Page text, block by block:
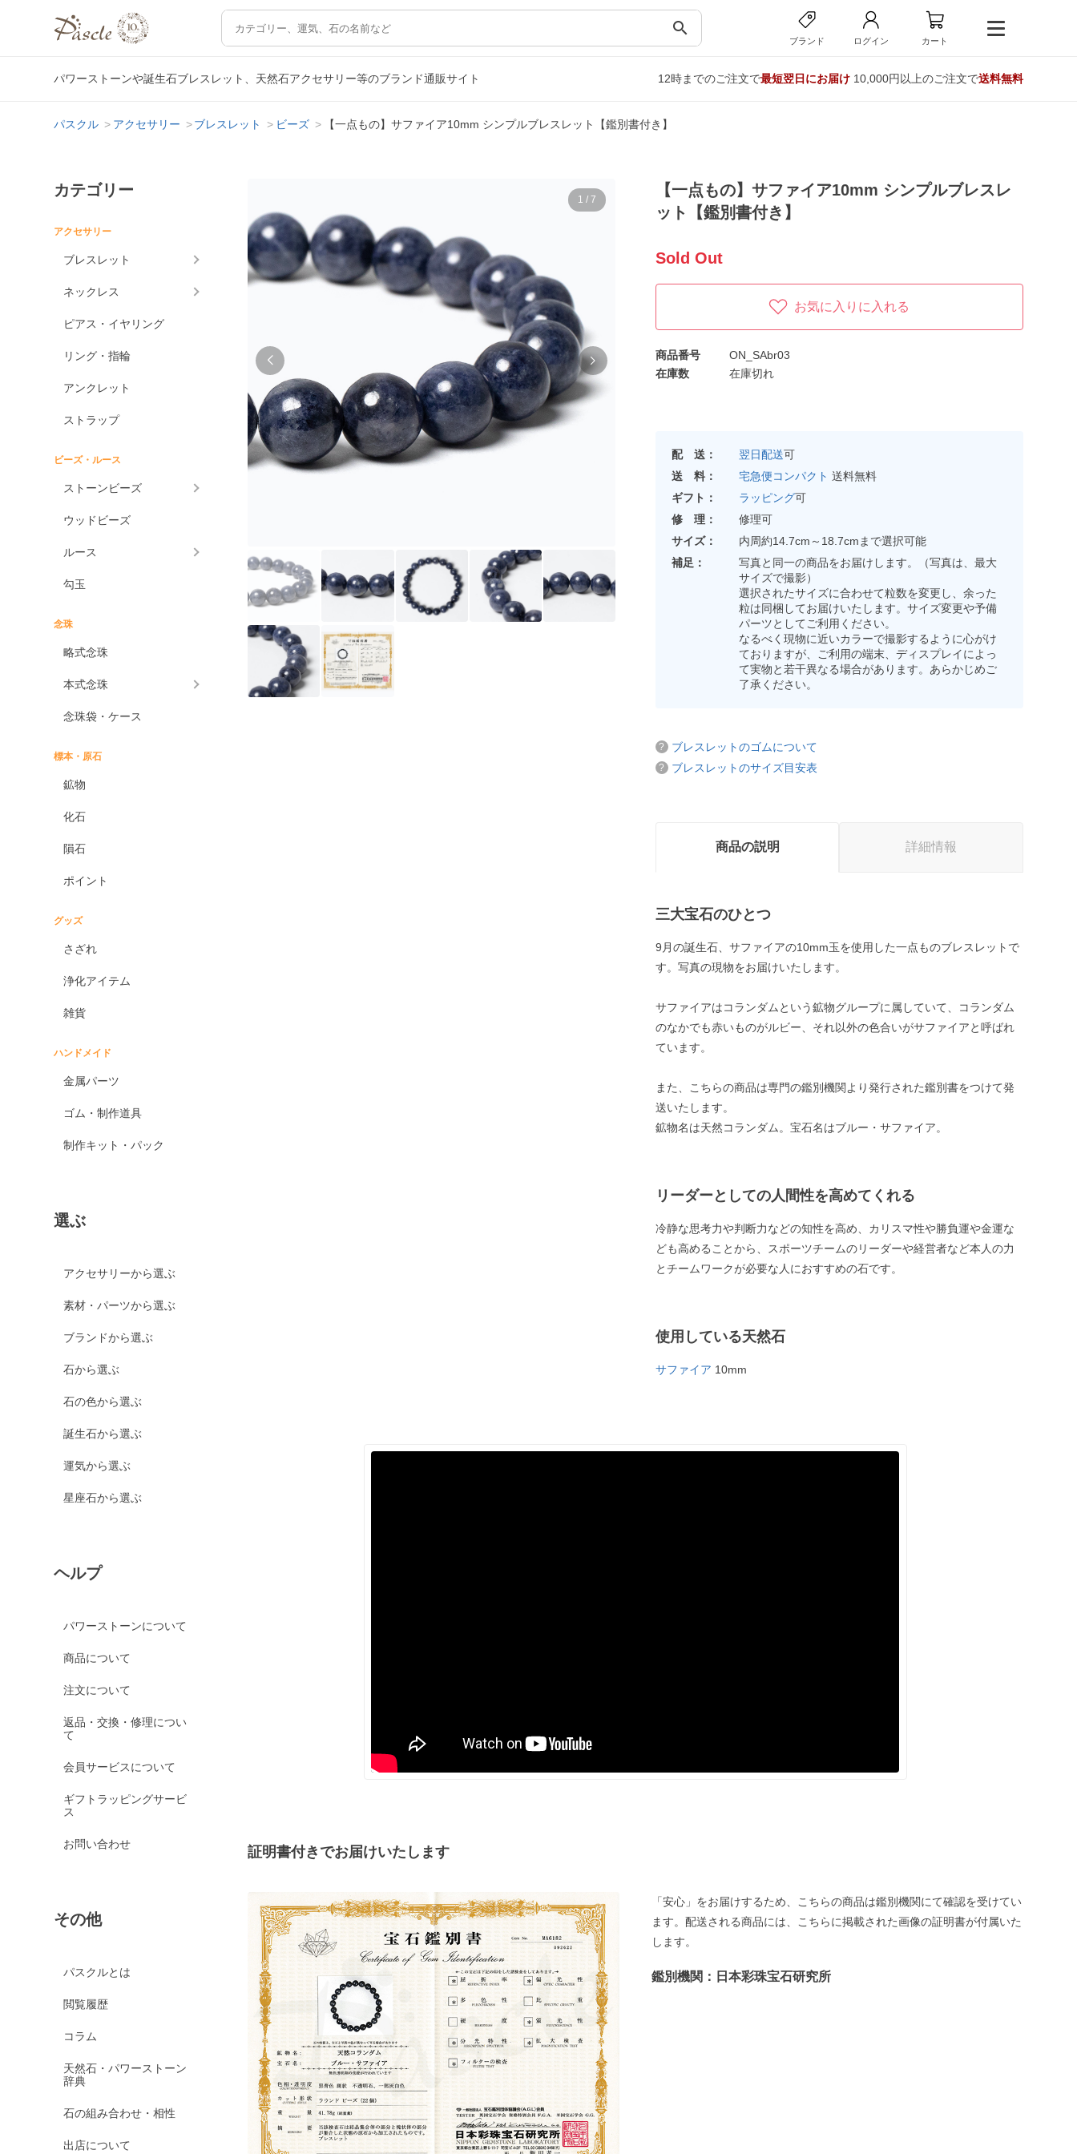
search
ブランド ログイン カート
パワーストーンや誕生石ブレスレット、天然石アクセサリー等のブランド通販サイト 12時までのご注文で最短翌日にお届け10,000円以上のご注文で送料無料
パスクル アクセサリー ブレスレット ビーズ 【一点もの】サファイア10mm シンプルブレスレット【鑑別書付き】
カテゴリー
アクセサリー
ブレスレット
ネックレス
ピアス・イヤリング
リング・指輪
アンクレット
ストラップ
ビーズ・ルース
ストーンビーズ
ウッドビーズ
ルース
勾玉
念珠
略式念珠
本式念珠
念珠袋・ケース
標本・原石
鉱物
化石
隕石
ポイント
グッズ
さざれ
浄化アイテム
雑貨
ハンドメイド
金属パーツ
ゴム・制作道具
制作キット・パック
選ぶ
アクセサリーから選ぶ
素材・パーツから選ぶ
ブランドから選ぶ
石から選ぶ
石の色から選ぶ
誕生石から選ぶ
運気から選ぶ
星座石から選ぶ
ヘルプ
パワーストーンについて
商品について
注文について
返品・交換・修理につい
て
会員サービスについて
ギフトラッピングサービ
ス
お問い合わせ
その他
パスクルとは
閲覧履歴
コラム
天然石・パワーストーン
辞典
石の組み合わせ・相性
出店について
1 / 7
【一点もの】サファイア10mm シンプルブレスレ
ット【鑑別書付き】
Sold Out
お気に入りに入れる
商品番号
ON_SAbr03
在庫数
在庫切れ
配 送： 翌日配送可
送 料：
宅急便コンパクト 送料無料
ギフト：
ラッピング可
修 理：
修理可
サイズ：
内周約14.7cm～18.7cmまで選択可能
補足：
写真と同一の商品をお届けします。（写真は、最大
サイズで撮影）
選択されたサイズに合わせて粒数を変更し、余った
粒は同梱してお届けいたします。サイズ変更や予備
パーツとしてご利用ください。
なるべく現物に近いカラーで撮影するように心がけ
ておりますが、ご利用の端末、ディスプレイによっ
て実物と若干異なる場合があります。あらかじめご
了承ください。
ブレスレットのゴムについて
ブレスレットのサイズ目安表
商品の説明 詳細情報
三大宝石のひとつ
9月の誕生石、サファイアの10mm玉を使用した一点ものブレスレットで
す。写真の現物をお届けいたします。
サファイアはコランダムという鉱物グループに属していて、コランダム
のなかでも赤いものがルビー、それ以外の色合いがサファイアと呼ばれ
ています。
また、こちらの商品は専門の鑑別機関より発行された鑑別書をつけて発
送いたします。
鉱物名は天然コランダム。宝石名はブルー・サファイア。
リーダーとしての人間性を高めてくれる
冷静な思考力や判断力などの知性を高め、カリスマ性や勝負運や金運な
ども高めることから、スポーツチームのリーダーや経営者など本人の力
とチームワークが必要な人におすすめの石です。
使用している天然石
サファイア 10mm
証明書付きでお届けいたします
「安心」をお届けするため、こちらの商品は鑑別機関にて確認を受けてい
ます。配送される商品には、こちらに掲載された画像の証明書が付属いた
します。
鑑別機関：日本彩珠宝石研究所